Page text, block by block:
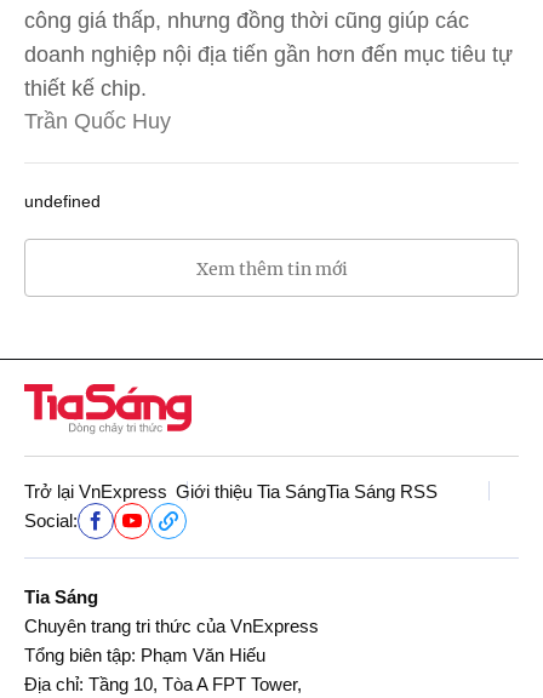
công giá thấp, nhưng đồng thời cũng giúp các
doanh nghiệp nội địa tiến gần hơn đến mục tiêu tự
thiết kế chip.
Trần Quốc Huy
undefined
Xem thêm tin mới
Trở lại VnExpress Giới thiệu Tia SángTia Sáng RSS
Social:
Tia Sáng
Chuyên trang tri thức của VnExpress
Tổng biên tập: Phạm Văn Hiếu
Địa chỉ: Tầng 10, Tòa A FPT Tower,